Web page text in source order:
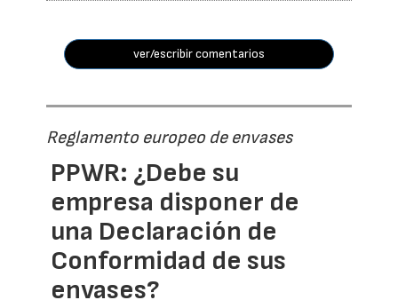
ver/escribir comentarios
Reglamento europeo de envases
PPWR: ¿Debe su
empresa disponer de
una Declaración de
Conformidad de sus
envases?